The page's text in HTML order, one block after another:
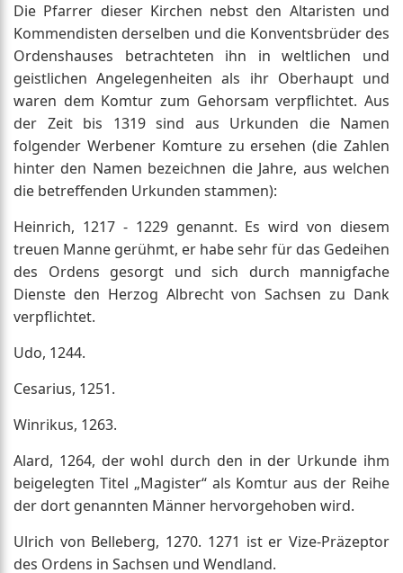
Die Pfarrer dieser Kirchen nebst den Altaristen und
Kommendisten derselben und die Konventsbrüder des
Ordenshauses betrachteten ihn in weltlichen und
geistlichen Angelegenheiten als ihr Oberhaupt und
waren dem Komtur zum Gehorsam verpflichtet. Aus
der Zeit bis 1319 sind aus Urkunden die Namen
folgender Werbener Komture zu ersehen (die Zahlen
hinter den Namen bezeichnen die Jahre, aus welchen
die betreffenden Urkunden stammen):
Heinrich, 1217 - 1229 genannt. Es wird von diesem
treuen Manne gerühmt, er habe sehr für das Gedeihen
des Ordens gesorgt und sich durch mannigfache
Dienste den Herzog Albrecht von Sachsen zu Dank
verpflichtet.
Udo, 1244.
Cesarius, 1251.
Winrikus, 1263.
Alard, 1264, der wohl durch den in der Urkunde ihm
beigelegten Titel „Magister“ als Komtur aus der Reihe
der dort genannten Männer hervorgehoben wird.
Ulrich von Belleberg, 1270. 1271 ist er Vize-Präzeptor
des Ordens in Sachsen und Wendland.